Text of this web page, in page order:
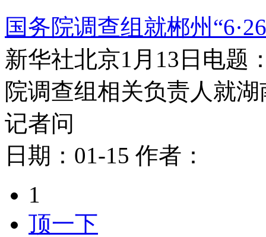
国务院调查组就郴州
新华社北京1月13日电
院调查组相关负责人就湖
记者问
日期： 01-15 作者：
1
顶一下